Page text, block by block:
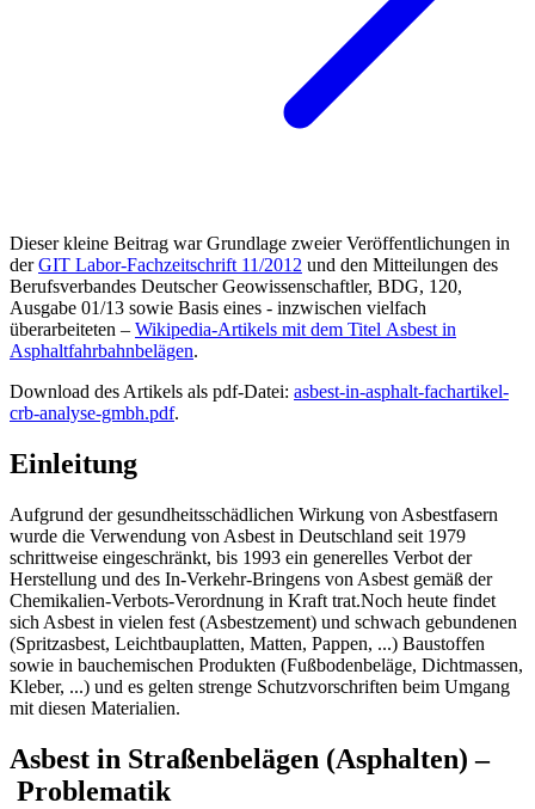
Dieser kleine Beitrag war Grundlage zweier Veröffentlichungen in
derGIT Labor-Fachzeitschrift 11/2012 und den Mitteilungen des
Berufsverbandes Deutscher Geowissenschaftler, BDG, 120,
Ausgabe 01/13 sowie Basis eines - inzwischen vielfach
überarbeiteten – Wikipedia-Artikels mit dem Titel Asbest in
Asphaltfahrbahnbelägen.
Download des Artikels als pdf-Datei: asbest-in-asphalt-fachartikel-
crb-analyse-gmbh.pdf.
Einleitung
Aufgrund der gesundheitsschädlichen Wirkung von Asbestfasern
wurde die Verwendung von Asbest in Deutschland seit 1979
schrittweise eingeschränkt, bis 1993 ein generelles Verbot der
Herstellung und des In-Verkehr-Bringens von Asbest gemäß der
Chemikalien-Verbots-Verordnung in Kraft trat.Noch heute findet
sich Asbest in vielen fest (Asbestzement) und schwach gebundenen
(Spritzasbest, Leichtbauplatten, Matten, Pappen, ...) Baustoffen
sowie in bauchemischen Produkten (Fußbodenbeläge, Dichtmassen,
Kleber, ...) und es gelten strenge Schutzvorschriften beim Umgang
mit diesen Materialien.
Asbest in Straßenbelägen (Asphalten) –
Problematik